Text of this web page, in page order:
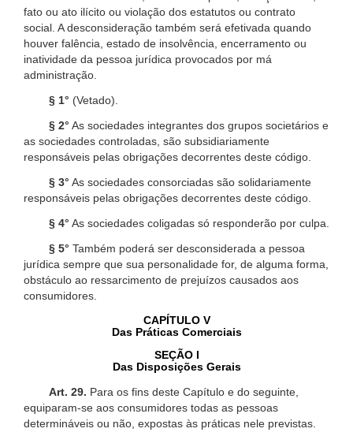
fato ou ato ilícito ou violação dos estatutos ou contrato
social. A desconsideração também será efetivada quando
houver falência, estado de insolvência, encerramento ou
inatividade da pessoa jurídica provocados por má
administração.
§ 1° (Vetado).
§ 2° As sociedades integrantes dos grupos societários e
as sociedades controladas, são subsidiariamente
responsáveis pelas obrigações decorrentes deste código.
§ 3° As sociedades consorciadas são solidariamente
responsáveis pelas obrigações decorrentes deste código.
§ 4° As sociedades coligadas só responderão por culpa.
§ 5° Também poderá ser desconsiderada a pessoa
jurídica sempre que sua personalidade for, de alguma forma,
obstáculo ao ressarcimento de prejuízos causados aos
consumidores.
CAPÍTULO V
Das Práticas Comerciais
SEÇÃO I
Das Disposições Gerais
Art. 29. Para os fins deste Capítulo e do seguinte,
equiparam-se aos consumidores todas as pessoas
determináveis ou não, expostas às práticas nele previstas.